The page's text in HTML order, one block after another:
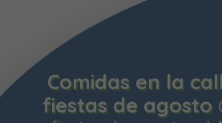
Comidas en la
fiestas de agosto